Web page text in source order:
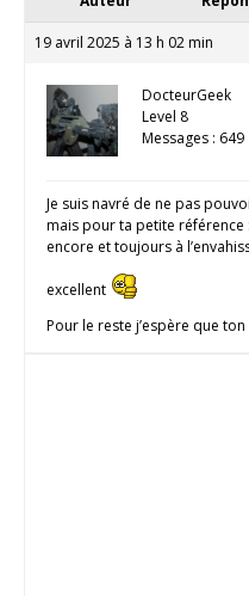
19 avril 2025 à 13 h 02 min
DocteurGeek
Level 8
Messages : 649
Je suis navré de ne pas
mais pour ta petite référence
encore et toujours à
excellent
Pour le reste j’espère que